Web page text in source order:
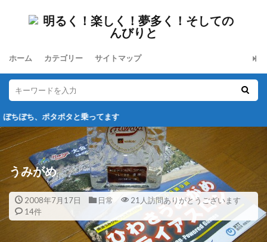
ホーム カテゴリー サイトマップ
タポタと乗ってます
うみがめ
2008年7月17日 日常
21人訪問ありがとうございます
14件